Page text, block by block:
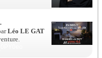
Léo LE GAT